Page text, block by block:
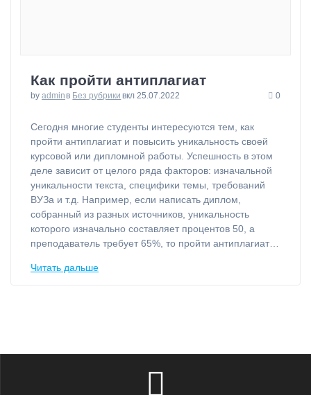
Как пройти антиплагиат
by adminв Без рубрики вкл 25.07.2022 0
⁠Сегодня многие студенты интересуются тем, как
пройти антиплагиат и повысить уникальность своей
курсовой или дипломной работы. Успешность в этом
деле зависит от целого ряда факторов: изначальной
уникальности текста, специфики темы, требований
ВУЗа и т.д. Например, если написать диплом,
собранный из разных источников, уникальность
которого изначально составляет процентов 50, а
преподаватель требует 65%, то пройти антиплагиат…
Читать дальше